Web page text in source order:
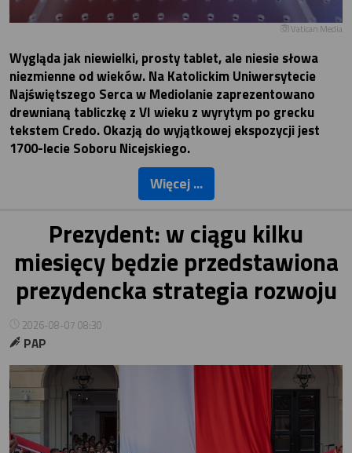
Vatican Media
Wygląda jak niewielki, prosty tablet, ale niesie słowa
niezmienne od wieków. Na Katolickim Uniwersytecie
Najświętszego Serca w Mediolanie zaprezentowano
drewnianą tabliczkę z VI wieku z wyrytym po grecku
tekstem Credo. Okazją do wyjątkowej ekspozycji jest
1700-lecie Soboru Nicejskiego.
Więcej ...
Prezydent: w ciągu kilku
miesięcy będzie przedstawiona
prezydencka strategia rozwoju
2026-08-07 08:30
PAP